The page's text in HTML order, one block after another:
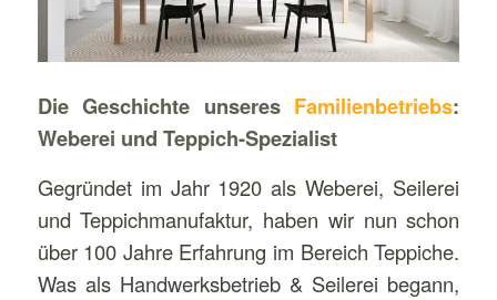
Die Geschichte unseres Familienbetriebs:
Weberei und Teppich-Spezialist
Gegründet im Jahr 1920 als Weberei, Seilerei
und Teppichmanufaktur, haben wir nun schon
über 100 Jahre Erfahrung im Bereich Teppiche.
Was als Handwerksbetrieb & Seilerei begann,